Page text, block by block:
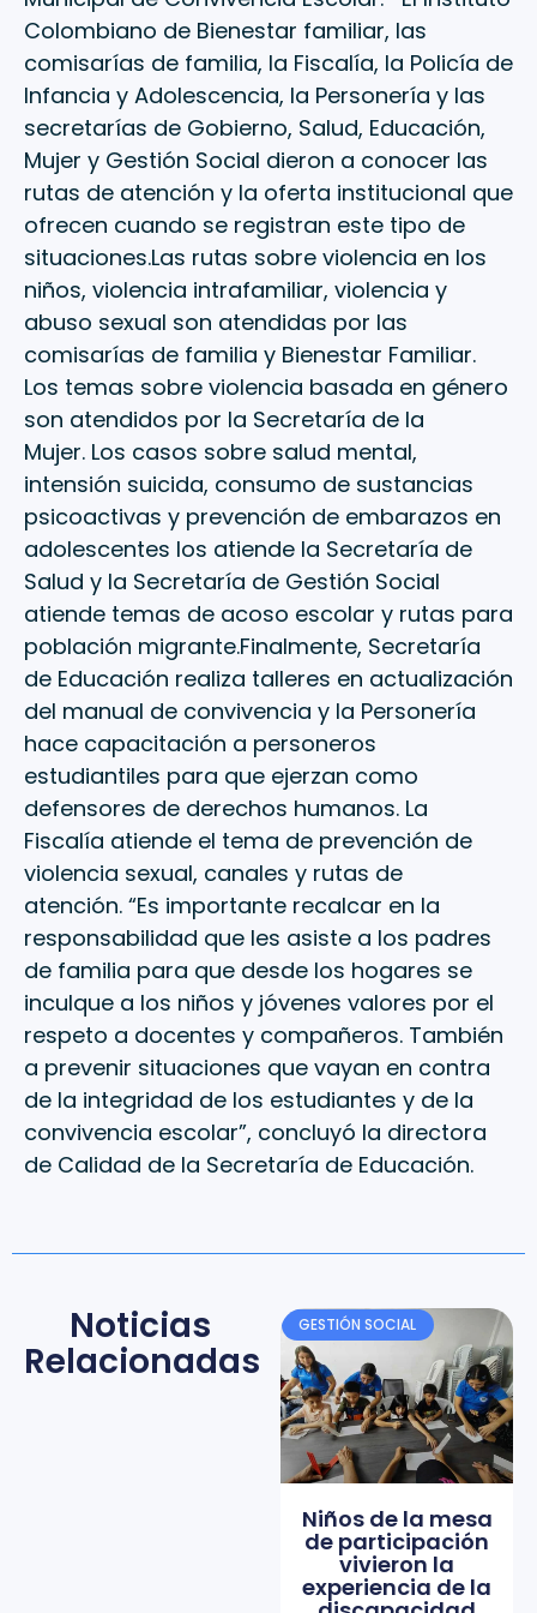
Colombiano de Bienestar familiar, las
comisarías de familia, la Fiscalía, la Policía de
Infancia y Adolescencia, la Personería y las
secretarías de Gobierno, Salud, Educación,
Mujer y Gestión Social dieron a conocer las
rutas de atención y la oferta institucional que
ofrecen cuando se registran este tipo de
situaciones.Las rutas sobre violencia en los
niños, violencia intrafamiliar, violencia y
abuso sexual son atendidas por las
comisarías de familia y Bienestar Familiar.
Los temas sobre violencia basada en género
son atendidos por la Secretaría de la
Mujer. Los casos sobre salud mental,
intensión suicida, consumo de sustancias
psicoactivas y prevención de embarazos en
adolescentes los atiende la Secretaría de
Salud y la Secretaría de Gestión Social
atiende temas de acoso escolar y rutas para
población migrante.Finalmente, Secretaría
de Educación realiza talleres en actualización
del manual de convivencia y la Personería
hace capacitación a personeros
estudiantiles para que ejerzan como
defensores de derechos humanos. La
Fiscalía atiende el tema de prevención de
violencia sexual, canales y rutas de
atención. “Es importante recalcar en la
responsabilidad que les asiste a los padres
de familia para que desde los hogares se
inculque a los niños y jóvenes valores por el
respeto a docentes y compañeros. También
a prevenir situaciones que vayan en contra
de la integridad de los estudiantes y de la
convivencia escolar”, concluyó la directora
de Calidad de la Secretaría de Educación.
Noticias
Relacionadas
GESTIÓN SOCIAL
Niños de la mesa
de participación
vivieron la
experiencia de la